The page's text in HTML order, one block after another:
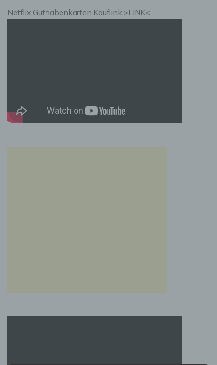
Netflix Guthabenkarten Kauflink.>LINK<